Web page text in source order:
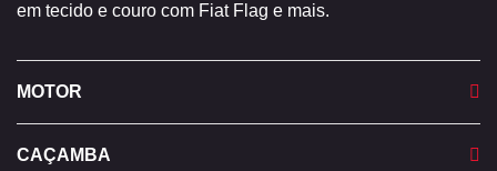
em tecido e couro com Fiat Flag e mais.
MOTOR
CAÇAMBA